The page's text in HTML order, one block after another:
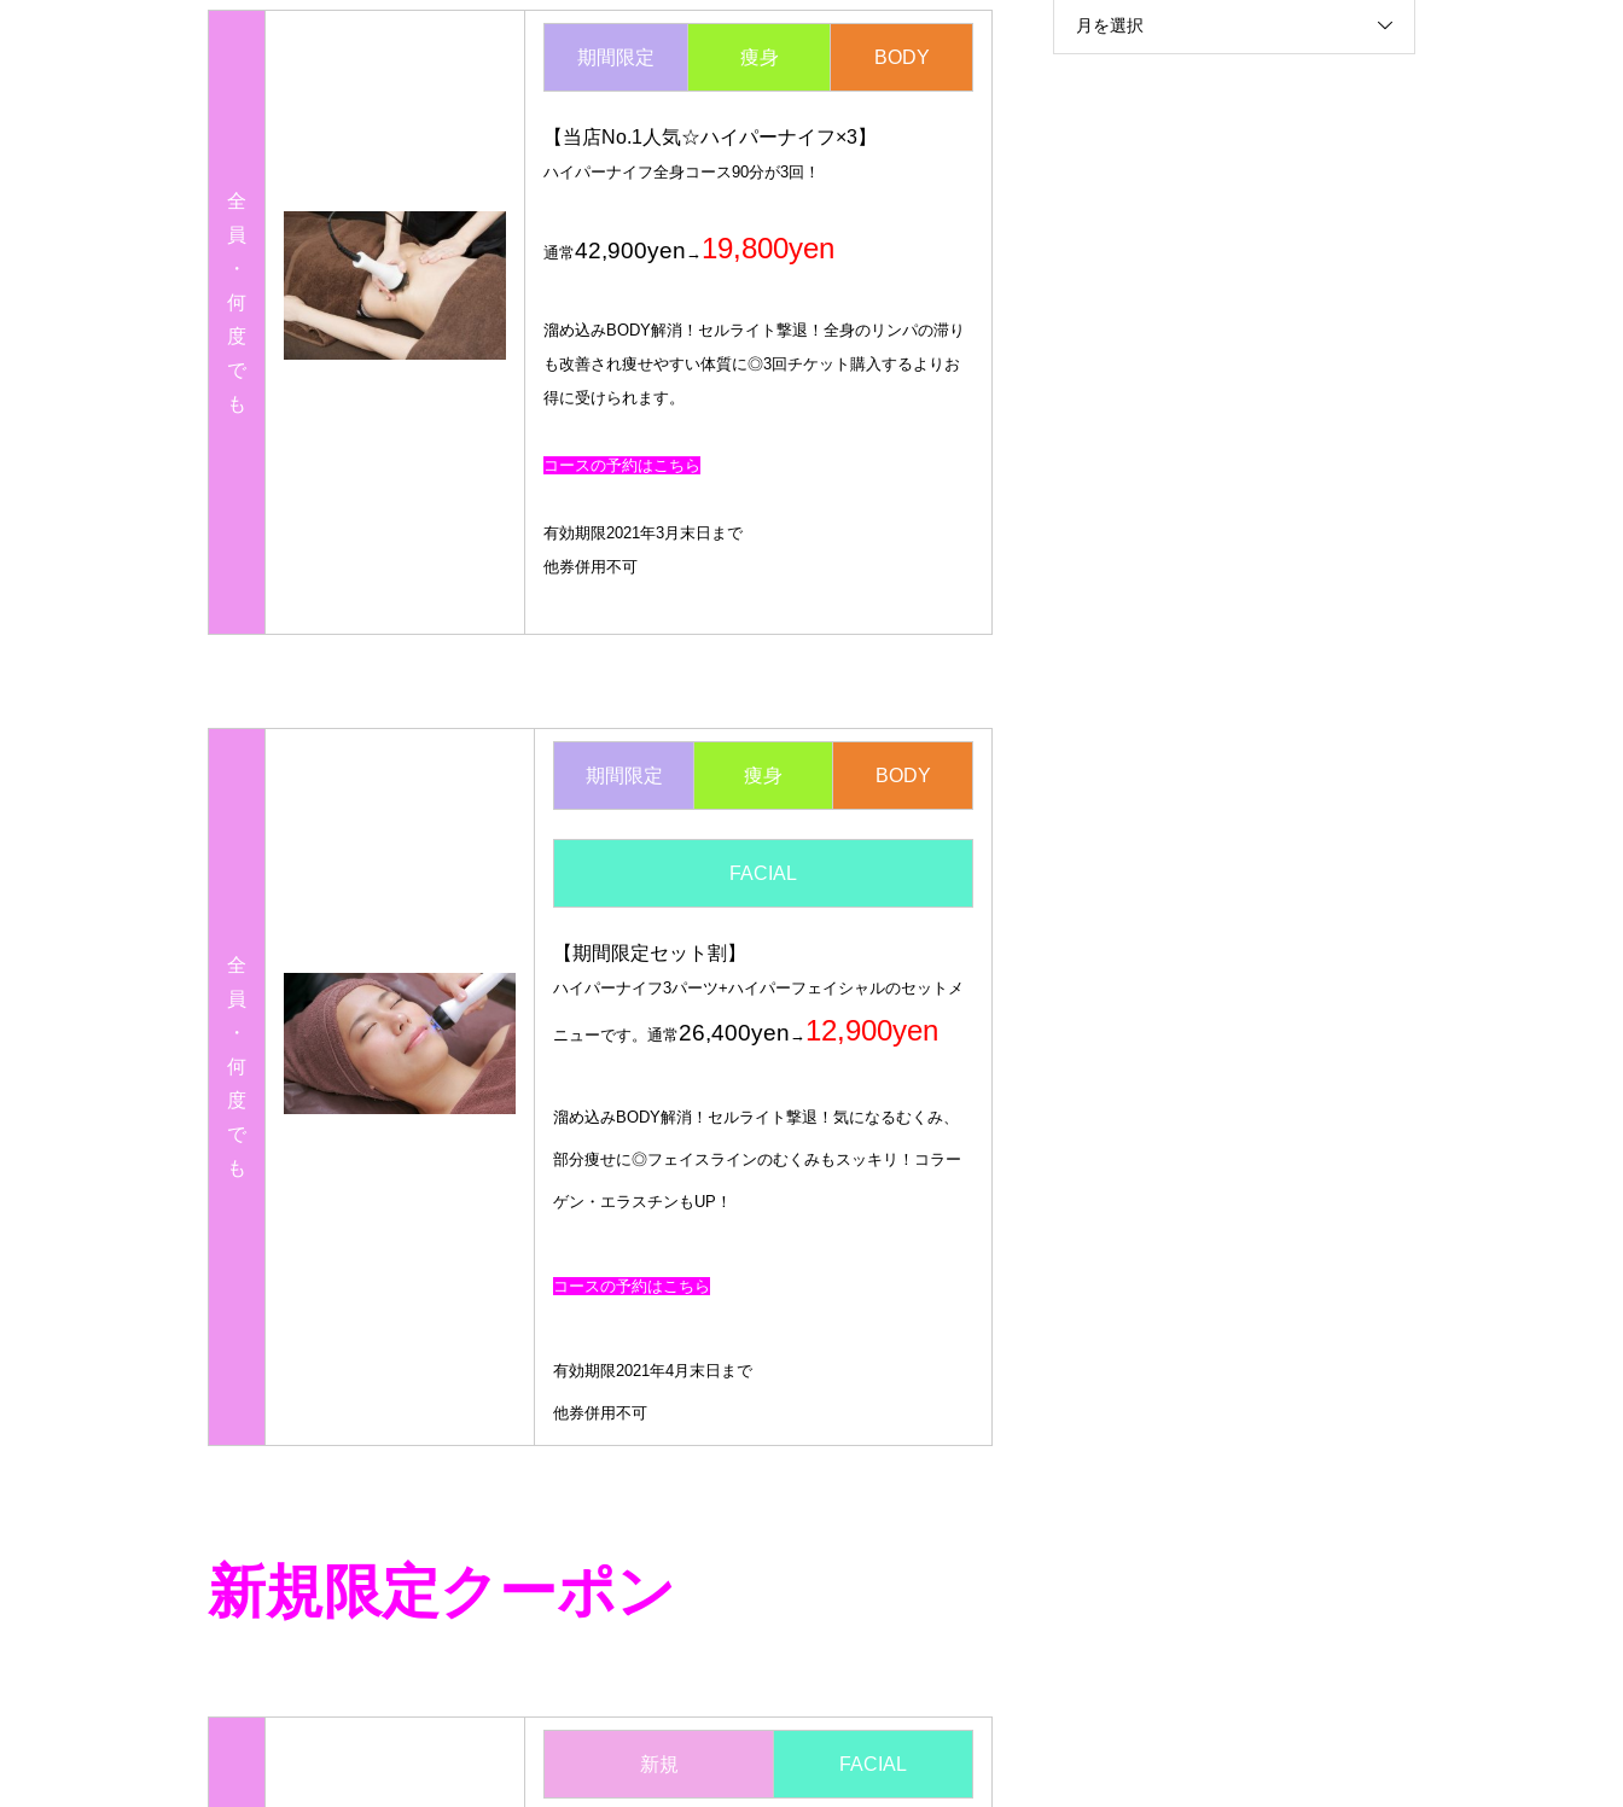
全
員
・
何
度
で
も
期間限定 痩身 BODY
【当店No.1人気☆ハイパーナイフ×3】
ハイパーナイフ全身コース90分が3回！
通常42,900yen → 19,800yen
溜め込みBODY解消！セルライト撃退！全身のリンパの滞り
も改善され痩せやすい体質に◎3回チケット購入するよりお
得に受けられます。
コースの予約はこちら
有効期限2021年3月末日まで
他券併用不可
全
員
・
何
度
で
も
期間限定 痩身 BODY
FACIAL
【期間限定セット割】
ハイパーナイフ3パーツ+ハイパーフェイシャルのセットメ
ニューです。通常26,400yen → 12,900yen
溜め込みBODY解消！セルライト撃退！気になるむくみ、
部分痩せに◎フェイスラインのむくみもスッキリ！コラー
ゲン・エラスチンもUP！
コースの予約はこちら
有効期限2021年4月末日まで
他券併用不可
新規限定クーポン
新規 FACIAL
月を選択